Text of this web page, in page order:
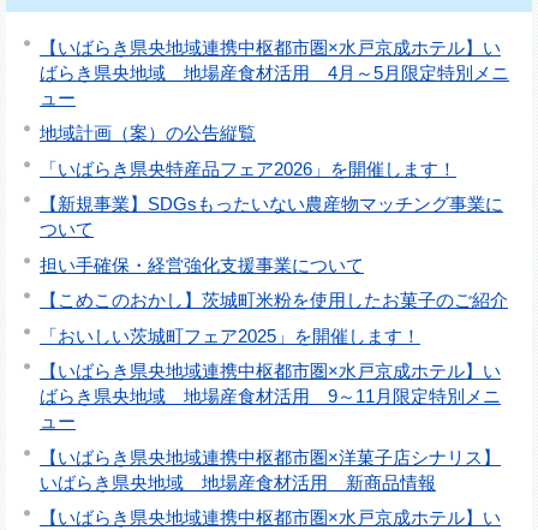
【いばらき県央地域連携中枢都市圏×水戸京成ホテル】い
ばらき県央地域 地場産食材活用 4月～5月限定特別メニ
ュー
地域計画（案）の公告縦覧
「いばらき県央特産品フェア2026」を開催します！
【新規事業】SDGsもったいない農産物マッチング事業に
ついて
担い手確保・経営強化支援事業について
【こめこのおかし】茨城町米粉を使用したお菓子のご紹介
「おいしい茨城町フェア2025」を開催します！
【いばらき県央地域連携中枢都市圏×水戸京成ホテル】い
ばらき県央地域 地場産食材活用 9～11月限定特別メニ
ュー
【いばらき県央地域連携中枢都市圏×洋菓子店シナリス】
いばらき県央地域 地場産食材活用 新商品情報
【いばらき県央地域連携中枢都市圏×水戸京成ホテル】い